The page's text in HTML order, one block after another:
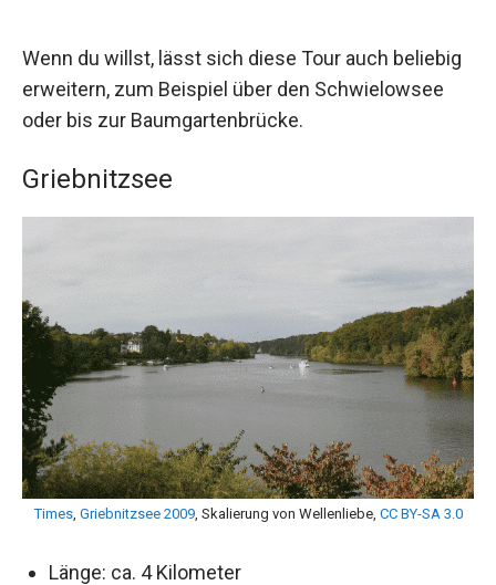
Wenn du willst, lässt sich diese Tour auch beliebig
erweitern, zum Beispiel über den Schwielowsee
oder bis zur Baumgartenbrücke.
Griebnitzsee
Times, Griebnitzsee 2009, Skalierung von Wellenliebe, CC BY-SA 3.0
Länge: ca. 4 Kilometer